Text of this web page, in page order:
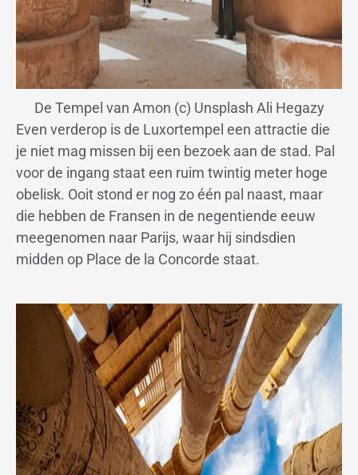
De Tempel van Amon (c) Unsplash Ali Hegazy
Even verderop is de Luxortempel een attractie die
je niet mag missen bij een bezoek aan de stad. Pal
voor de ingang staat een ruim twintig meter hoge
obelisk. Ooit stond er nog zo één pal naast, maar
die hebben de Fransen in de negentiende eeuw
meegenomen naar Parijs, waar hij sindsdien
midden op Place de la Concorde staat.